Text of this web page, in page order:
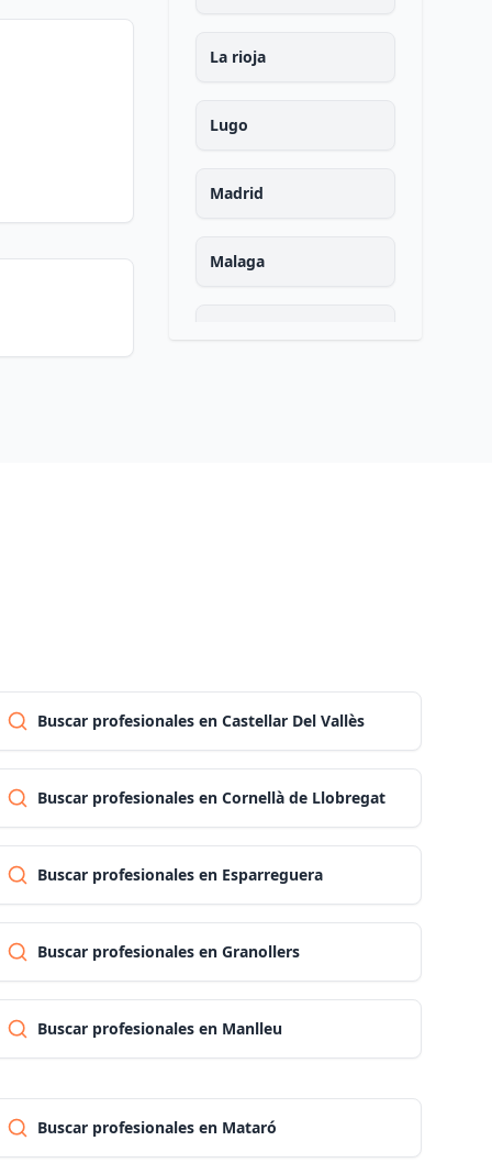
La rioja
Lugo
Madrid
Malaga
Salamanca
Santa cruz de tenerife
Cantabria
Buscar profesionales en Castellar Del Vallès
Buscar profesionales en Cornellà de Llobregat
Buscar profesionales en Esparreguera
Buscar profesionales en Granollers
Buscar profesionales en Manlleu
Buscar profesionales en Mataró